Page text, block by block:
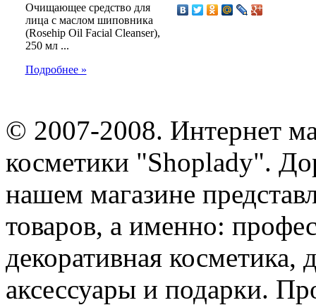
Очищающее средство для
лица с маслом шиповника
(Rosehip Oil Facial Cleanser),
250 мл ...
Подробнее »
© 2007-2008. Интернет
косметики "Shoplady".
нашем магазине
товаров, а именно:
декоративная косметика,
аксессуары и подарки.